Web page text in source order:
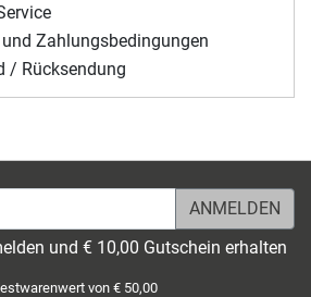
Zahlungsbedingungen
/ Rücksendung
und € 10,00 Gutschein erhalten
von € 50,00